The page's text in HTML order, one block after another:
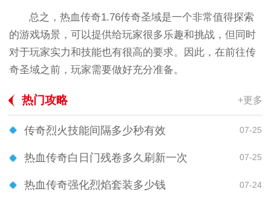
总之，热血传奇1.76传奇圣域是一个非常值得探索
的游戏场景，可以提供给玩家很多乐趣和挑战，但同时
对于玩家实力和技能也有很高的要求。因此，在前往传
奇圣域之前，玩家需要做好充分准备。
热门攻略 +更多
传奇烈火技能间隔多少秒有效 07-25
热血传奇白日门残卷多久刷新一次 07-25
热血传奇强化烈焰套装多少钱 07-24